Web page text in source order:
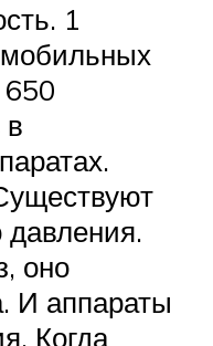
1
650
в
давления.
оно
И аппараты
Когда